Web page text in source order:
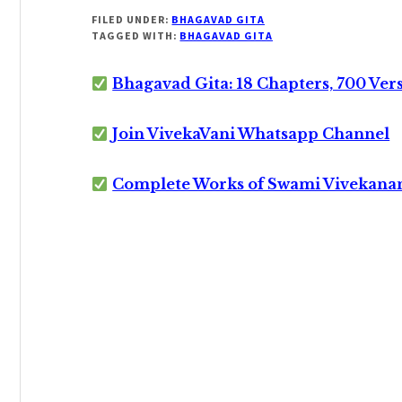
FILED UNDER: BHAGAVAD GITA
TAGGED WITH: BHAGAVAD GITA
Bhagavad Gita: 18 Chapters, 700
Join VivekaVani Whatsapp Channel
Complete Works of Swami